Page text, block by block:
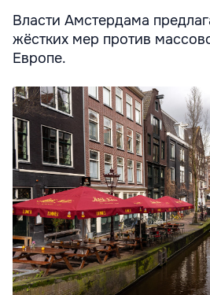
Власти Амстердама
жёстких мер против
Европе.